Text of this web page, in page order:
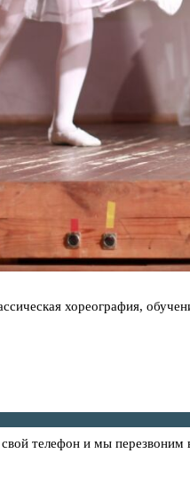
хореография,
телефон и мы перезвоним